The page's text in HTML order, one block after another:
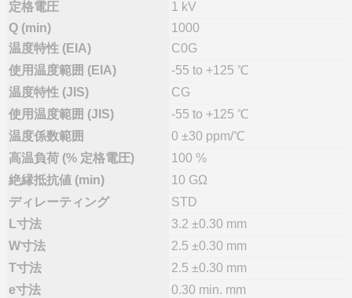
定格電圧
1 kV
Q (min)
1000
温度特性 (EIA)
C0G
使用温度範囲 (EIA)
-55 to +125 ℃
温度特性 (JIS)
CG
使用温度範囲 (JIS)
-55 to +125 ℃
温度係数範囲
0 ±30 ppm/℃
高温負荷 (% 定格電圧)
100 %
絶縁抵抗値 (min)
10 GΩ
ディレーティング
STD
L寸法
3.2 ±0.30 mm
W寸法
2.5 ±0.30 mm
T寸法
2.5 ±0.30 mm
e寸法
0.30 min. mm